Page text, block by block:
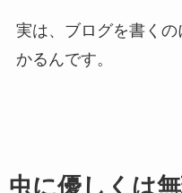
実は、ブログを書く
かるんです。
虫に優しくは